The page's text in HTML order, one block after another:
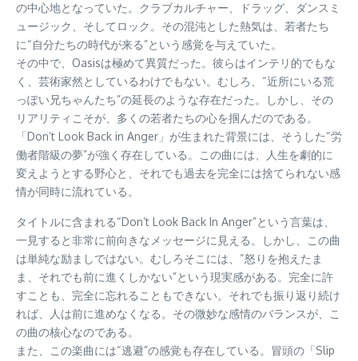
の中心地となっていた。クラブカルチャー、ドラッグ、ダンスミ
ュージック、そしてロック。その混沌とした熱気は、若者たち
に“自分たちの時代が来る”という感覚を与えていた。
その中で、Oasisは極めて異質だった。彼らはインテリ的でもな
く、芸術家然としているわけでもない。むしろ、“近所にいる荒
っぽい兄ちゃんたち”の延長のような存在だった。しかし、その
リアリティこそが、多くの若者たちの心を掴んだのである。
「Don’t Look Back in Anger」が生まれた背景には、そうした“労
働者階級の夢”が強く存在している。この曲には、人生を劇的に
変えようとする野心と、それでも過去を完全には捨てられない感
情が同時に流れている。
タイトルに含まれる“Don’t Look Back In Anger”という言葉は、
一見すると非常に前向きなメッセージに見える。しかし、この曲
は単純な励ましではない。むしろそこには、“怒りを抱えたま
ま、それでも前に進くしかない”という現実感がある。完全に許
すことも、完全に忘れることもできない。それでも振り返り続け
れば、人は前に進めなくなる。その微妙な感情のバランスが、こ
の曲の核心なのである。
また、この楽曲には“逃避”の感覚も存在している。冒頭の「Slip